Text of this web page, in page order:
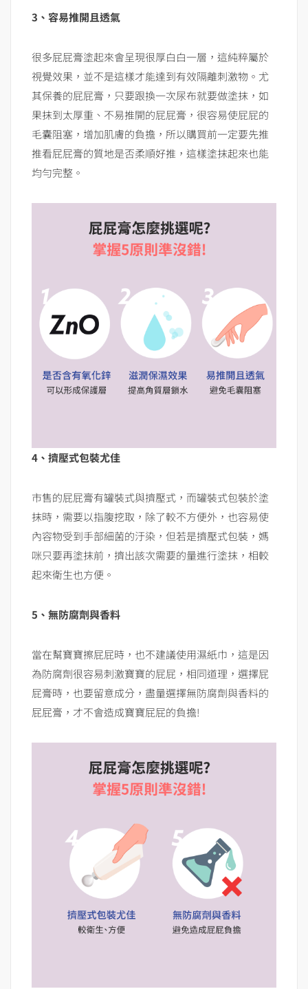
3、容易推開且透氣
很多屁屁膏塗起來會呈現很厚白白一層，這純粹屬於
視覺效果，並不是這樣才能達到有效隔離刺激物。尤
其保養的屁屁膏，只要跟換一次尿布就要做塗抹，如
果抹到太厚重、不易推開的屁屁膏，很容易使屁屁的
毛囊阻塞，增加肌膚的負擔，所以購買前一定要先推
推看屁屁膏的質地是否柔順好推，這樣塗抹起來也能
均勻完整。
4、擠壓式包裝尤佳
市售的屁屁膏有罐裝式與擠壓式，而罐裝式包裝於塗
抹時，需要以指腹挖取，除了較不方便外，也容易使
內容物受到手部細菌的汙染，但若是擠壓式包裝，媽
咪只要再塗抹前，擠出該次需要的量進行塗抹，相較
起來衛生也方便。
5、無防腐劑與香料
當在幫寶寶擦屁屁時，也不建議使用濕紙巾，這是因
為防腐劑很容易刺激寶寶的屁屁，相同道理，選擇屁
屁膏時，也要留意成分，盡量選擇無防腐劑與香料的
屁屁膏，才不會造成寶寶屁屁的負擔!